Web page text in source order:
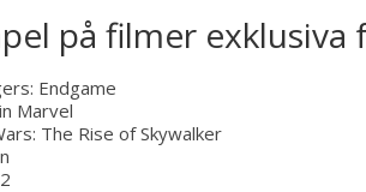
på filmer exklusiva
Endgame
Marvel
The Rise of Skywalker